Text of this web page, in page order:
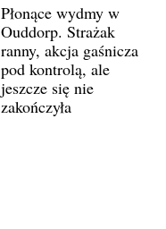
Płonące wydmy w
Ouddorp. Strażak
ranny, akcja gaśnicza
pod kontrolą, ale
jeszcze się nie
zakończyła